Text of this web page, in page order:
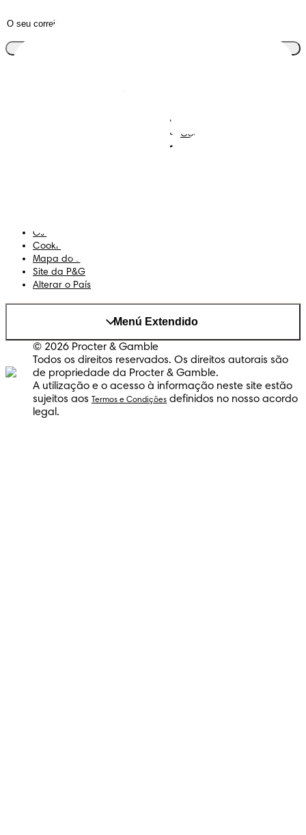
Contacta-nos
Os Meus Dados
Cookies
Mapa do Site
Site da P&G
Alterar o País
Menú Extendido
© 2026 Procter & Gamble
Todos os direitos reservados. Os direitos autorais são
de propriedade da Procter & Gamble.
A utilização e o acesso à informação neste site estão
sujeitos aos
Termos e Condições definidos no nosso acordo
legal.